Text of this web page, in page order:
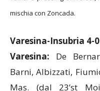
Varesina:De
Barni, Albizzati,
Mas. (dal 23’st
Fumarolo), Caon